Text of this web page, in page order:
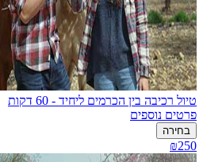
טיול רכיבה בין הכרמים ליחיד - 60 דקות
פרטים נוספים
בחירה
₪250